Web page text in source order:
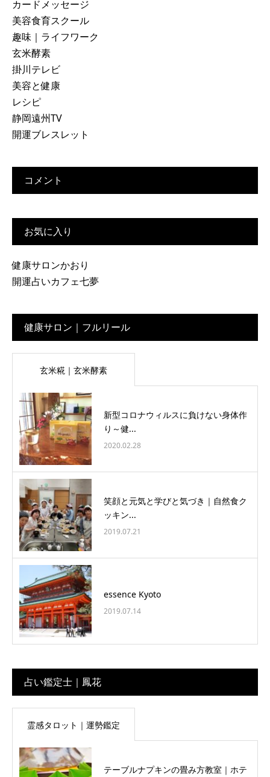
カードメッセージ
美容食育スクール
趣味｜ライフワーク
玄米酵素
掛川テレビ
美容と健康
レシピ
静岡遠州TV
開運ブレスレット
コメント
お気に入り
健康サロンかおり
開運占いカフェ七夢
健康サロン｜フルリール
玄米糀｜玄米酵素
新型コロナウィルスに負けない身体作
り～健...
2020.02.28
笑顔と元気と学びと気づき｜自然食ク
ッキン...
2019.07.21
essence Kyoto
2019.07.14
占い鑑定士｜鳳花
霊感タロット｜運勢鑑定
テーブルナプキンの畳み方教室｜ホテ